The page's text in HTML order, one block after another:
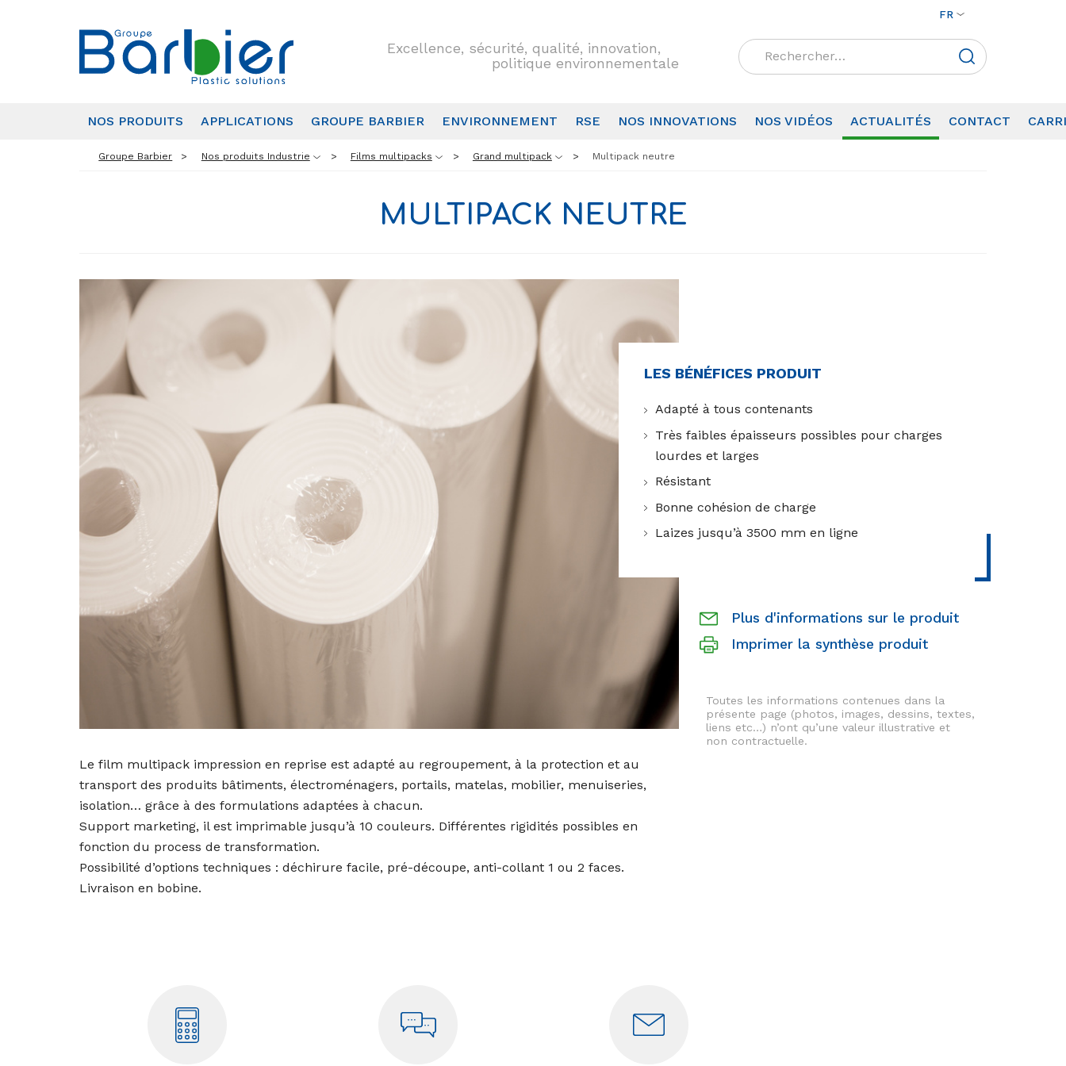
FR
Excellence, sécurité, qualité, innovation,
politique environnementale
Rechercher :
NOS PRODUITS APPLICATIONS GROUPE BARBIER ENVIRONNEMENT RSE NOS INNOVATIONS NOS VIDÉOS ACTUALITÉS CONTACT
Groupe Barbier Nos produits Industrie Films multipacks Grand multipack Multipack neutre
MULTIPACK NEUTRE
Le film multipack impression en reprise est adapté au regroupement, à la protection et au
transport des produits bâtiments, électroménagers, portails, matelas, mobilier, menuiseries,
isolation… grâce à des formulations adaptées à chacun.
Support marketing, il est imprimable jusqu’à 10 couleurs. Différentes rigidités possibles en
fonction du process de transformation.
Possibilité d’options techniques : déchirure facile, pré-découpe, anti-collant 1 ou 2 faces.
Livraison en bobine.
LES BÉNÉFICES PRODUIT
Adapté à tous contenants
Très faibles épaisseurs possibles pour charges
lourdes et larges
Résistant
Bonne cohésion de charge
Laizes jusqu’à 3500 mm en ligne
Plus d'informations sur le produit
Imprimer la synthèse produit
Toutes les informations contenues dans la
présente page (photos, images, dessins, textes,
liens etc…) n’ont qu’une valeur illustrative et
non contractuelle.